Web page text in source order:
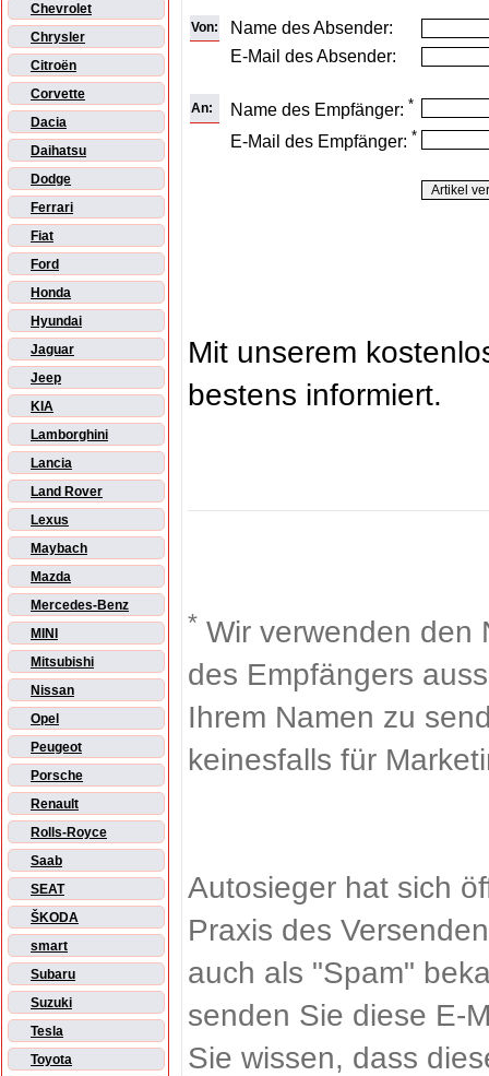
Chevrolet
Chrysler
Citroën
Corvette
Dacia
Daihatsu
Dodge
Ferrari
Fiat
Ford
Honda
Hyundai
Jaguar
Jeep
KIA
Lamborghini
Lancia
Land Rover
Lexus
Maybach
Mazda
Mercedes-Benz
MINI
Mitsubishi
Nissan
Opel
Peugeot
Porsche
Renault
Rolls-Royce
Saab
SEAT
ŠKODA
smart
Subaru
Suzuki
Tesla
Toyota
Von:
Name des Absender:
E-Mail des Absender:
An: Name des Empfänger: *
E-Mail des Empfänger: *
Mit unserem
bestens informiert.
* Wir verwenden den
des Empfängers
Ihrem Namen zu
keinesfalls für
Autosieger hat sich
Praxis des
auch als "Spam"
senden Sie diese E-
Sie wissen, dass